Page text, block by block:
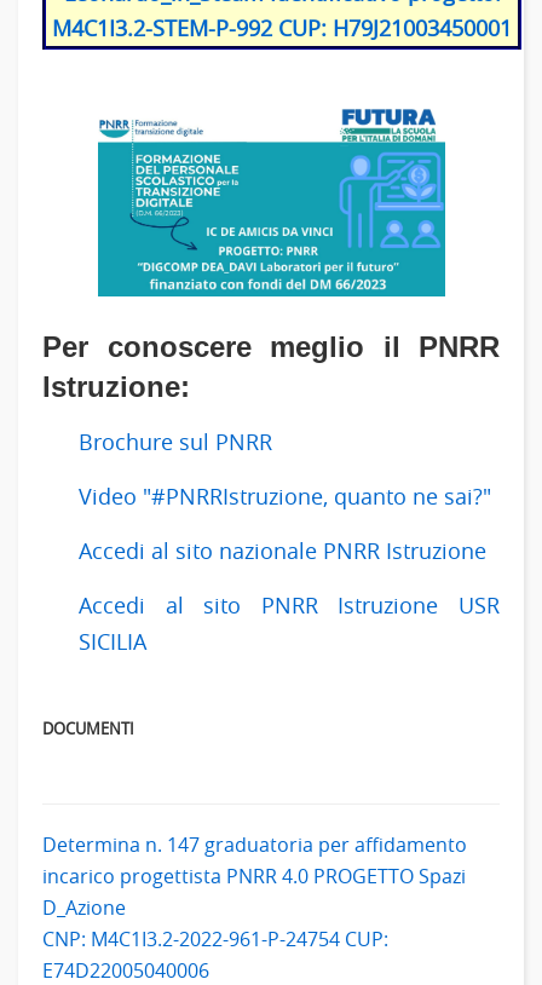
M4C1I3.2-STEM-P-992 CUP: H79J21003450001
Per conoscere meglio il PNRR
Istruzione:
Brochure sul PNRR
Video "#PNRRIstruzione, quanto ne sai?"
Accedi al sito nazionale PNRR Istruzione
Accedi al sito PNRR Istruzione USR
SICILIA
DOCUMENTI
Determina n. 147 graduatoria per affidamento
incarico progettista PNRR 4.0 PROGETTO Spazi
D_Azione
CNP: M4C1I3.2-2022-961-P-24754 CUP:
E74D22005040006